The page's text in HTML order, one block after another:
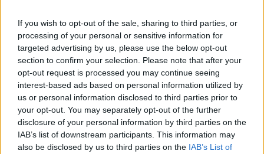
If you wish to opt-out of the sale, sharing to third parties, or
processing of your personal or sensitive information for
targeted advertising by us, please use the below opt-out
section to confirm your selection. Please note that after your
opt-out request is processed you may continue seeing
interest-based ads based on personal information utilized by
us or personal information disclosed to third parties prior to
your opt-out. You may separately opt-out of the further
disclosure of your personal information by third parties on the
IAB’s list of downstream participants. This information may
also be disclosed by us to third parties on the IAB’s List of
Kövess minket, és értesülj a friss hírekről a
Facebookon is!